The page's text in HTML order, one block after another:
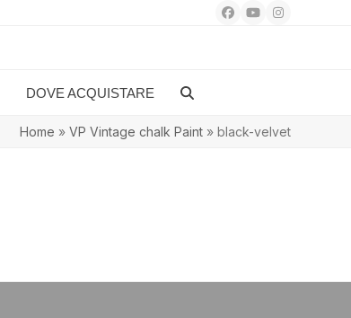
Facebook
YouTubeInstagram
DOVE ACQUISTARE
Home » VP Vintage chalk Paint» black-velvet